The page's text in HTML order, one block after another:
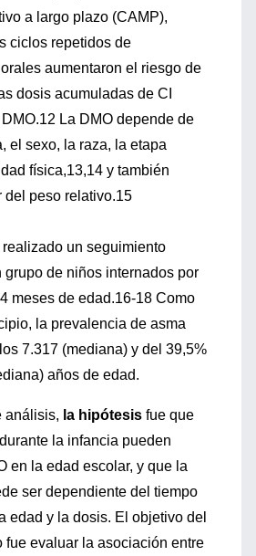
a largo plazo (CAMP),
ciclos repetidos de
aumentaron el riesgo de
dosis acumuladas de CI
La DMO depende de
el sexo, la raza, la etapa
física,13,14 y también
del peso relativo.15
realizado un seguimiento
grupo de niños internados por
meses de edad.16-18 Como
la prevalencia de asma
7.317 (mediana) y del 39,5%
años de edad.
análisis, la hipótesis fue que
la infancia pueden
en la edad escolar, y que la
ser dependiente del tiempo
edad y la dosis. El objetivo del
fue evaluar la asociación entre